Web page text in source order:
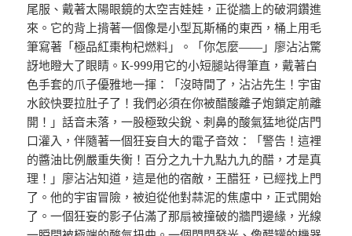
尾服、戴著太陽眼鏡的太空吉娃娃，正從牆上的破洞鑽進
來。它的背上揹著一個像是小型瓦斯桶的東西，桶上用毛
筆寫著「極品紅棗枸杞燃料」。「你怎麼——」廖沾沾驚
訝地瞪大了眼睛。K-999用它的小短腿站得筆直，戴著白
色手套的爪子優雅地一揮：「沒時間了，沾沾先生！宇宙
水餃快要拉肚子了！我們必須在你被醋酸離子炮鎖定前離
開！」話音未落，一股極致尖銳、刺鼻的酸氣猛地從店門
口灌入，伴隨著一個狂妄自大的電子音效：「警告！這裡
的醬油比例嚴重失衡！百分之九十九點九九的醋，才是真
理！」廖沾沾知道，這是他的宿敵，王醋狂，已經找上門
了。他的宇宙冒險，被迫從他對蒜泥的焦慮中，正式開始
了。一個狂妄的影子佔滿了那扇被撞破的牆門邊緣，光線